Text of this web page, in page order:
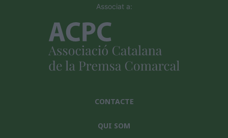
Associat a:
CONTACTE
QUI SOM